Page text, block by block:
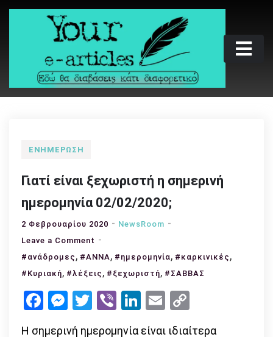
Skip
Your e-articles
Εδώ θα διαβάσεις κάτι διαφορετικό
ΕΝΗΜΈΡΩΣΗ
Γιατί είναι ξεχωριστή η σημερινή
ημερομηνία 02/02/2020;
2 Φεβρουαρίου 2020
NewsRoom
Leave a Comment on
Γιατί
είναι
ημερομηνία
#ανάδρομες , #ΑΝΝΑ, #ημερομηνία, #καρκινικές ,
#Κυριακή, #λέξεις , #ξεχωριστή, #ΣΑΒΒΑΣ
Facebook
Messenger
Twitter
ViberLinkedIn
Email
Link
Η σημερινή ημερομηνία είναι ιδιαίτερα